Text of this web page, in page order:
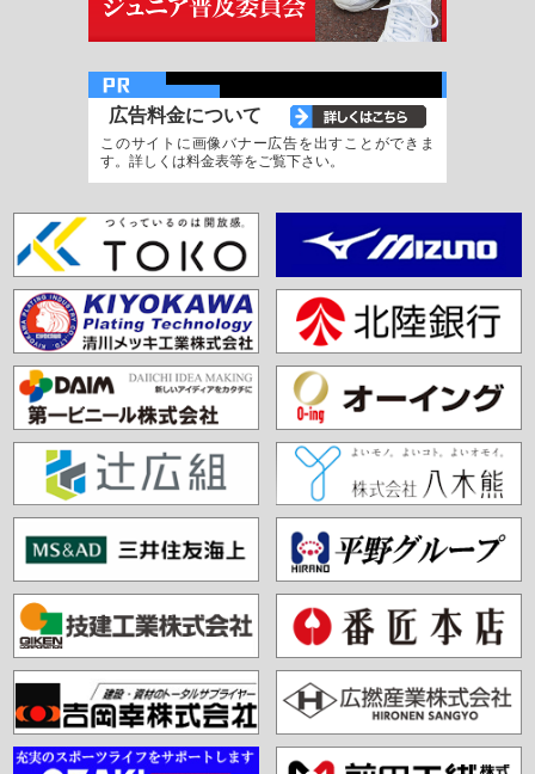
広告料金について
このサイトに画像バナー広告を出すことができま
す。詳しくは料金表等をご覧下さい。